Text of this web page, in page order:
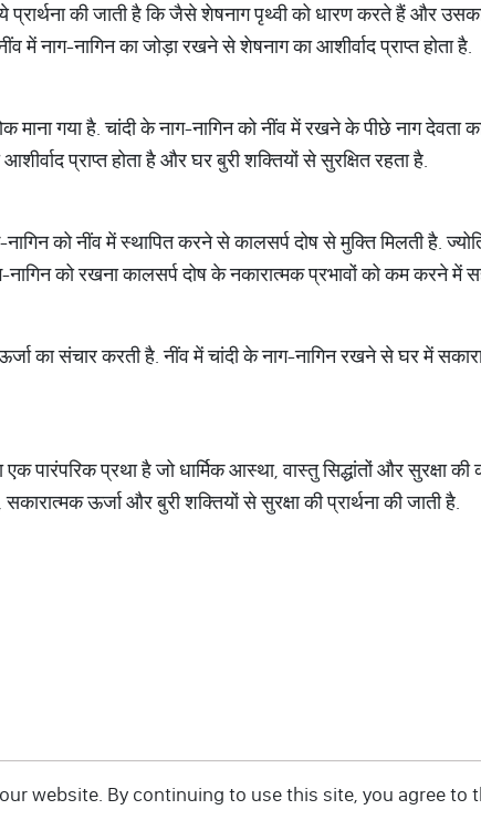
प्रार्थना की जाती है कि जैसे शेषनाग पृथ्वी को धारण करते हैं और
में नाग-नागिन का जोड़ा रखने से शेषनाग का आशीर्वाद प्राप्त होता है.
माना गया है. चांदी के नाग-नागिन को नींव में रखने के पीछे नाग देवता
प्राप्त होता है और घर बुरी शक्तियों से सुरक्षित रहता है.
को नींव में स्थापित करने से कालसर्प दोष से मुक्ति मिलती है.
नागिन को रखना कालसर्प दोष के नकारात्मक प्रभावों को कम करने में
का संचार करती है. नींव में चांदी के नाग-नागिन रखने से घर में
पारंपरिक प्रथा है जो धार्मिक आस्था, वास्तु सिद्धांतों और सुरक्षा
ऊर्जा और बुरी शक्तियों से सुरक्षा की प्रार्थना की जाती है.
website. By continuing to use this site, you agree to